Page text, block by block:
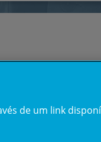
de um link